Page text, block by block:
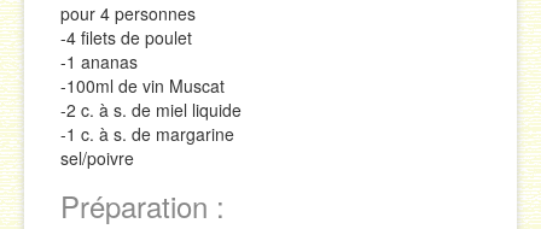
pour 4 personnes
-4 filets de poulet
-1 ananas
-100ml de vin Muscat
-2 c. à s. de miel liquide
-1 c. à s. de margarine
sel/poivre
Préparation :